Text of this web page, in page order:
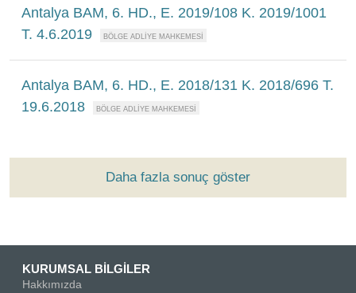
Antalya BAM, 6. HD., E. 2019/108 K. 2019/1001
T. 4.6.2019
Antalya BAM, 6. HD., E. 2018/131 K. 2018/696 T.
19.6.2018
Daha fazla sonuç göster
KURUMSAL BİLGİLER
Hakkımızda